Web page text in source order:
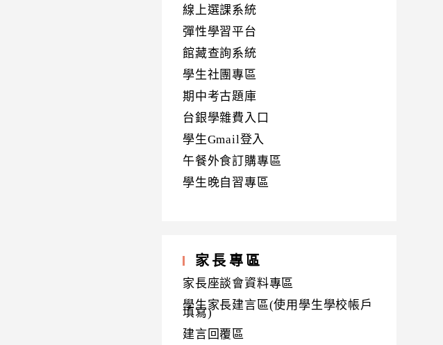
線上選課系統
彈性學習平台
館藏查詢系統
學生社團專區
期中考古題庫
台銀學雜費入口
學生Gmail登入
午餐外食訂購專區
學生晚自習專區
家長專區
家長座談會資料專區
學生家長建言區(使用學生學校帳戶
填寫)
建言回覆區